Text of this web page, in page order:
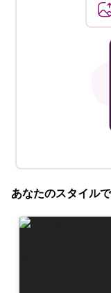
あなたのスタイル